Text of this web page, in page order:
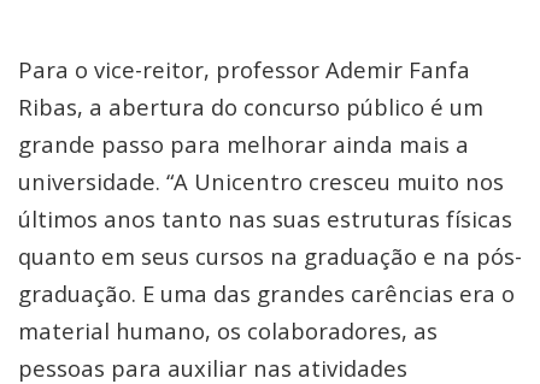
Para o vice-reitor, professor Ademir Fanfa
Ribas, a abertura do concurso público é um
grande passo para melhorar ainda mais a
universidade. “A Unicentro cresceu muito nos
últimos anos tanto nas suas estruturas físicas
quanto em seus cursos na graduação e na pós-
graduação. E uma das grandes carências era o
material humano, os colaboradores, as
pessoas para auxiliar nas atividades